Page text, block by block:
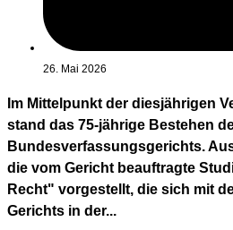
26. Mai 2026
Im Mittelpunkt der diesjährigen
stand das 75-jährige Bestehen
Bundesverfassungsgerichts.
die vom Gericht beauftragte
Recht" vorgestellt, die sich mit
Gerichts in der...